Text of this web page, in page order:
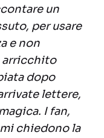
un
per usare
e non
arricchito
dopo
lettere,
I fan,
chiedono la